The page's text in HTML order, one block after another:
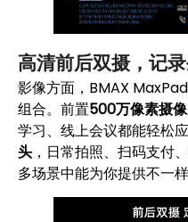
高清前后双摄，记
影像方面，BMAX
组合。前置500万像素摄
学习、线上会议都能轻松
头 ，日常拍照、扫码支付
多场景中能为你提供不一样